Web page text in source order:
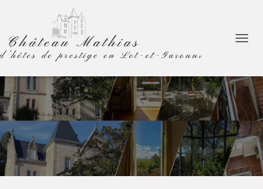
L
L
A
N
A
V